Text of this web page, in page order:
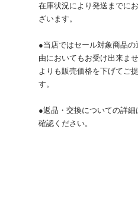
在庫状況により発送までに
ざいます。
●当店ではセール対象商品
由においてもお受け出来ま
よりも販売価格を下げてご
す。
●返品・交換についての詳細
確認ください。